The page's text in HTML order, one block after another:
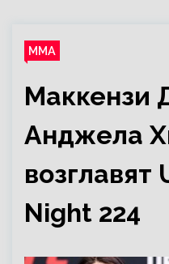
ММА
Маккензи
Анджела
возглавят
Night 224